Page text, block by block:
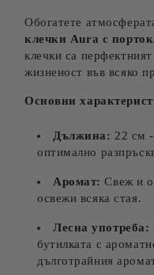
Обогатете
клечки Aura с
клечки са
жизненост във всяко
Основни
Дължина: 22 см
оптимално
Аромат: Свеж и
освежи всяка стая.
Лесна употреба:
бутилката с
дълготрайния